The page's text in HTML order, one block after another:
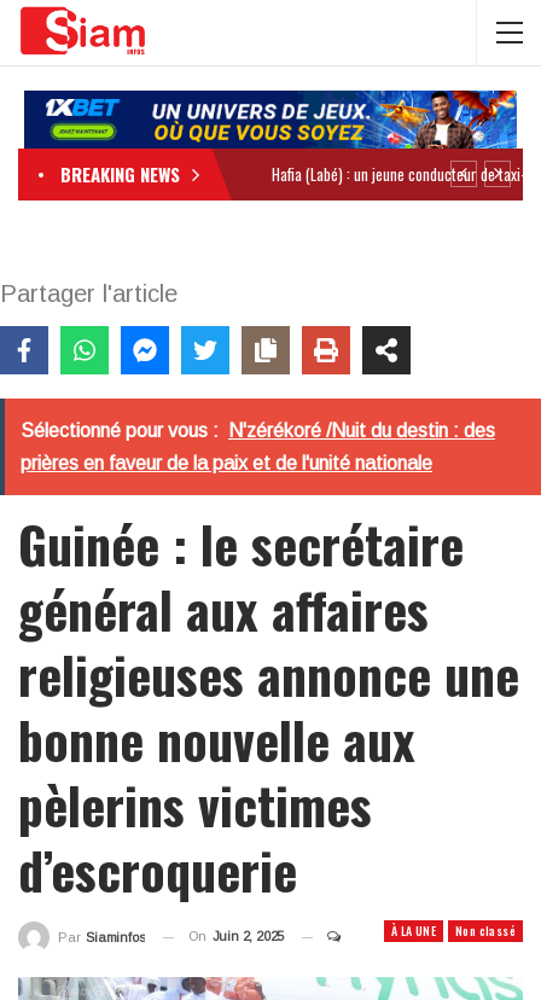
BREAKING NEWS
Partager l'article
Sélectionné pour vous :
N'zérékoré /Nuit du destin : des
prières en faveur de la paix et de l'unité nationale
Guinée : le secrétaire
général aux affaires
religieuses annonce une
bonne nouvelle aux
pèlerins victimes
d’escroquerie
À LA UNE Non classé
Par Siaminfos On Juin 2, 2025